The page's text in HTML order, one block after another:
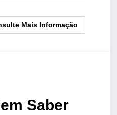
Mais Informação
Saber